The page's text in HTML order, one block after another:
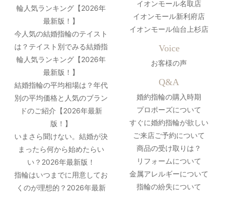
輪人気ランキング【2026年
最新版！】
今人気の結婚指輪のテイスト
は？テイスト別でみる結婚指
輪人気ランキング【2026年
最新版！】
結婚指輪の平均相場は？年代
別の平均価格と人気のブラン
ドのご紹介【2026年最新
版！】
いまさら聞けない。結婚が決
まったら何から始めたらい
い？2026年最新版！
指輪はいつまでに用意してお
くのが理想的？2026年最新
イオンモール名取店
イオンモール新利府店
イオンモール仙台上杉店
Voice
お客様の声
Q&A
婚約指輪の購入時期
プロポーズについて
すぐに婚約指輪が欲しい
ご来店ご予約について
商品の受け取りは？
リフォームについて
金属アレルギーについて
指輪の紛失について